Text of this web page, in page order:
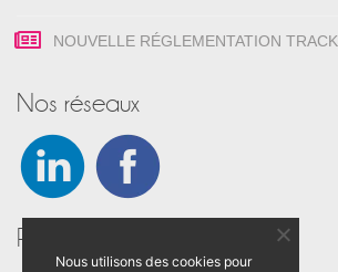
NOUVELLE RÉGLEMENTATION
Nos réseaux
Raccourcis
Nous utilisons des cookies pour